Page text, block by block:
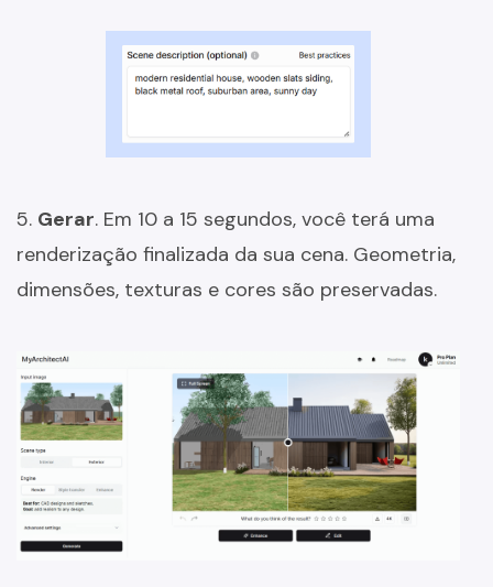
5. Gerar. Em 10 a 15 segundos, você terá uma
renderização finalizada da sua cena. Geometria,
dimensões, texturas e cores são preservadas.